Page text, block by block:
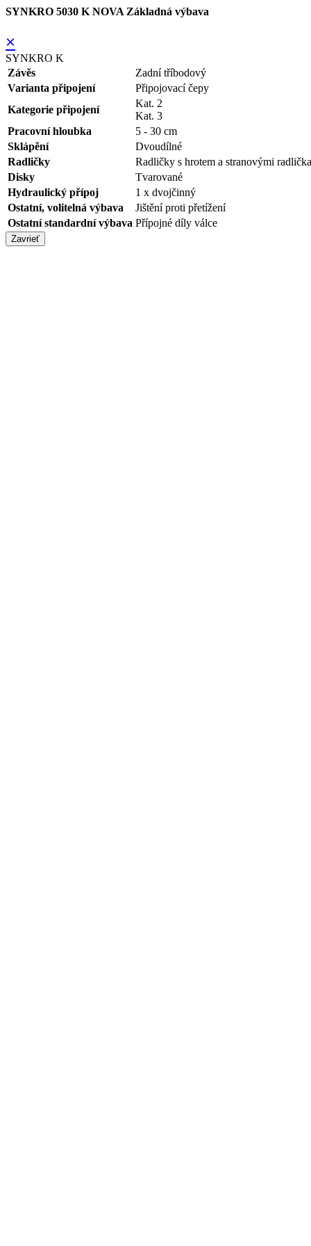
SYNKRO 5030 K NOVA Základná výbava
×
SYNKRO K
Závěs
Zadní tříbodový
Varianta připojení
Připojovací čepy
Kategorie připojení
Kat. 2
Kat. 3
Pracovní hloubka
5 - 30 cm
Sklápění
Dvoudílné
Radličky
Radličky s hrotem a stranovými
Disky
Tvarované
Hydraulický přípoj
1 x dvojčinný
Ostatní, volitelná výbava
Jištění proti přetížení
Ostatní standardní výbava Přípojné díly válce
Zavrieť